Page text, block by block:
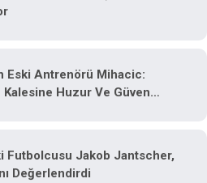
Eski Antrenörü Mihacic:
Kalesine Huzur Ve Güven
Futbolcusu Jakob Jantscher,
Değerlendirdi